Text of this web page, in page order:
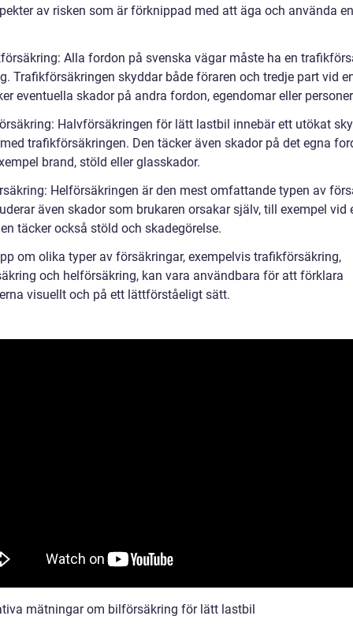
av risken som är förknippad med att äga och använda
Alla fordon på svenska vägar måste ha en
Trafikförsäkringen skyddar både föraren och tredje part vid
eventuella skador på andra fordon, egendomar eller
Halvförsäkringen för lätt lastbil innebär ett utökat
trafikförsäkringen. Den täcker även skador på det egna
brand, stöld eller glasskador.
Helförsäkringen är den mest omfattande typen av
även skador som brukaren orsakar själv, till exempel vid
täcker också stöld och skadegörelse.
om olika typer av försäkringar, exempelvis trafikförsäkring,
och helförsäkring, kan vara användbara för att förklara
visuellt och på ett lättförståeligt sätt.
mätningar om bilförsäkring för lätt lastbil